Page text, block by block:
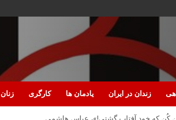
زندان در ایران یادمان ها کارگری زنان